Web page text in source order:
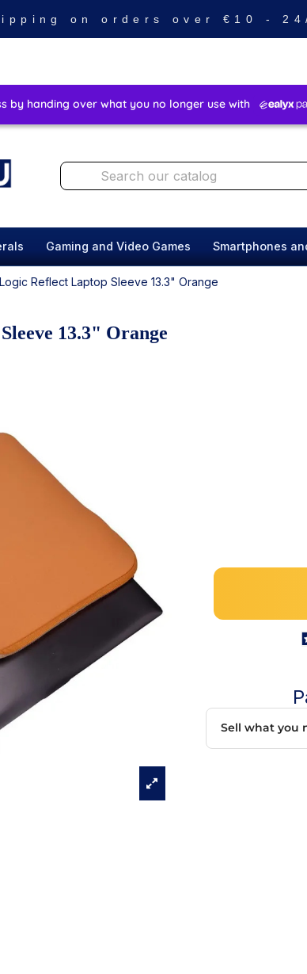
on orders over €10 - 24/
Gaming and Video Games Smartphones
Reflect Laptop Sleeve 13.3" Orange
13.3" Orange